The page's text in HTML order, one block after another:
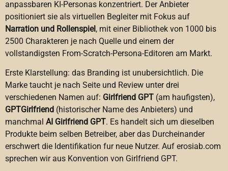
anpassbaren KI-Personas konzentriert. Der Anbieter
positioniert sie als virtuellen Begleiter mit Fokus auf
Narration und Rollenspiel, mit einer Bibliothek von 1000 bis
2500 Charakteren je nach Quelle und einem der
vollstandigsten From-Scratch-Persona-Editoren am Markt.
Erste Klarstellung: das Branding ist unubersichtlich. Die
Marke taucht je nach Seite und Review unter drei
verschiedenen Namen auf: Girlfriend GPT (am haufigsten),
GPTGirlfriend (historischer Name des Anbieters) und
manchmal AI Girlfriend GPT. Es handelt sich um dieselben
Produkte beim selben Betreiber, aber das Durcheinander
erschwert die Identifikation fur neue Nutzer. Auf erosiab.com
sprechen wir aus Konvention von Girlfriend GPT.